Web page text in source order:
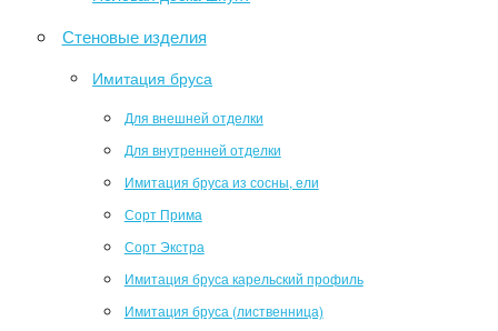
Стеновые изделия
Имитация бруса
Для внешней отделки
Для внутренней отделки
Имитация бруса из сосны, ели
Сорт Прима
Сорт Экстра
Имитация бруса карельский профиль
Имитация бруса (лиственница)